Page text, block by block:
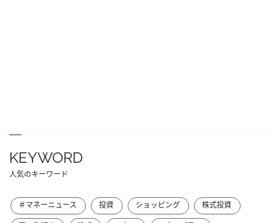
KEYWORD
人気のキーワード
＃マネーニュース 投資 ショッピング
株式投資